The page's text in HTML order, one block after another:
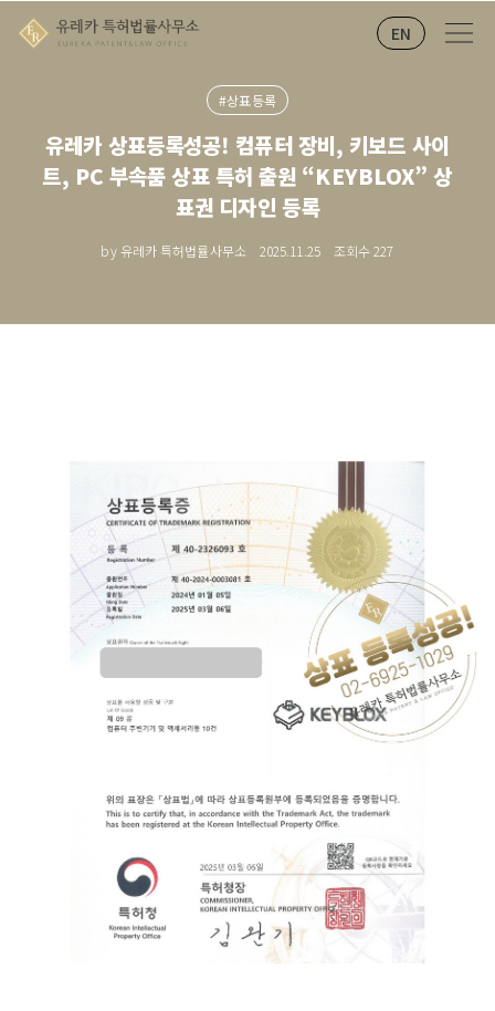
EN
#상표등록
유레카 상표등록성공! 컴퓨터 장비, 키보드 사이
트, PC 부속품 상표 특허 출원 “KEYBLOX” 상
표권 디자인 등록
by 유레카 특허법률사무소 2025.11.25 조회수227